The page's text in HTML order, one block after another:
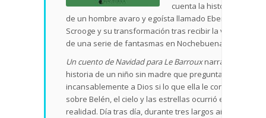
cuenta la historia
de un hombre avaro y egoísta llamado Ebenezer
Scrooge y su transformación tras recibir la visita
de una serie de fantasmas en Nochebuena.
Un cuento de Navidad para Le Barrouxnarra la
historia de un niño sin madre que pregunta
incansablemente a Dios si lo que ella le contaba
sobre Belén, el cielo y las estrellas ocurrió en
realidad. Día tras día, durante tres largos años,